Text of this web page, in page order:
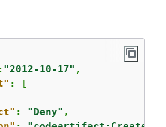
: "2012-10-17" ,
: [
: "Deny" ,